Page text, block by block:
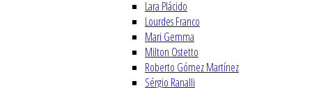
Lara Plácido
Lourdes Franco
Mari Gemma
Milton Ostetto
Roberto Gómez Martínez
Sérgio Ranalli